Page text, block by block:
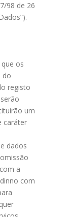
98 de 26
os
do
registo
um
caráter
dados
a
com